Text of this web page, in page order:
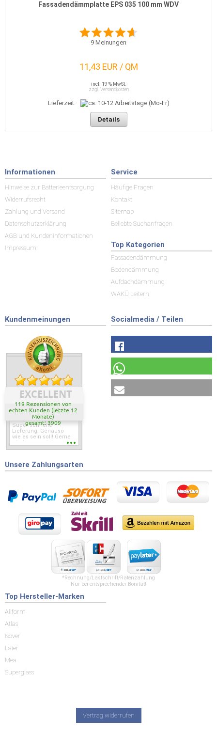
Fassadendämmplatte EPS 035 100 mm WDV
9 Meinungen
11,43 EUR / QM
incl. 19 % MwSt.
zzgl. Versandkosten
Lieferzeit:
Details
Informationen
Hinweise zur Batterieentsorgung
Widerrufsrecht
Zahlung und Versand
Datenschutzerklärung
AGB und Kundeninformationen
Impressum
Service
Häufige Fragen
Kontakt
Sitemap
Beliebte Suchanfragen
Top Kategorien
Fassadendämmung
Bodendämmung
Aufdachdämmung
WAKÜ Leitern
Kundenmeinungen
EXCELLENT
119 Rezensionen von
echten Kunden (letzte 12
Monate)
gesamt: 3909
Super schnelle
Lieferung. Genauso
wie es sein soll! Gerne
wieder wenn ich was
Socialmedia / Teilen
Unsere Zahlungsarten
*Rechnung/Lastschrift/Ratenzahlung
Nur bei entsprechender Bonität!
Top Hersteller-Marken
Allform
Atlas
Isover
Laier
Mea
Superglass
Vertrag widerrufen